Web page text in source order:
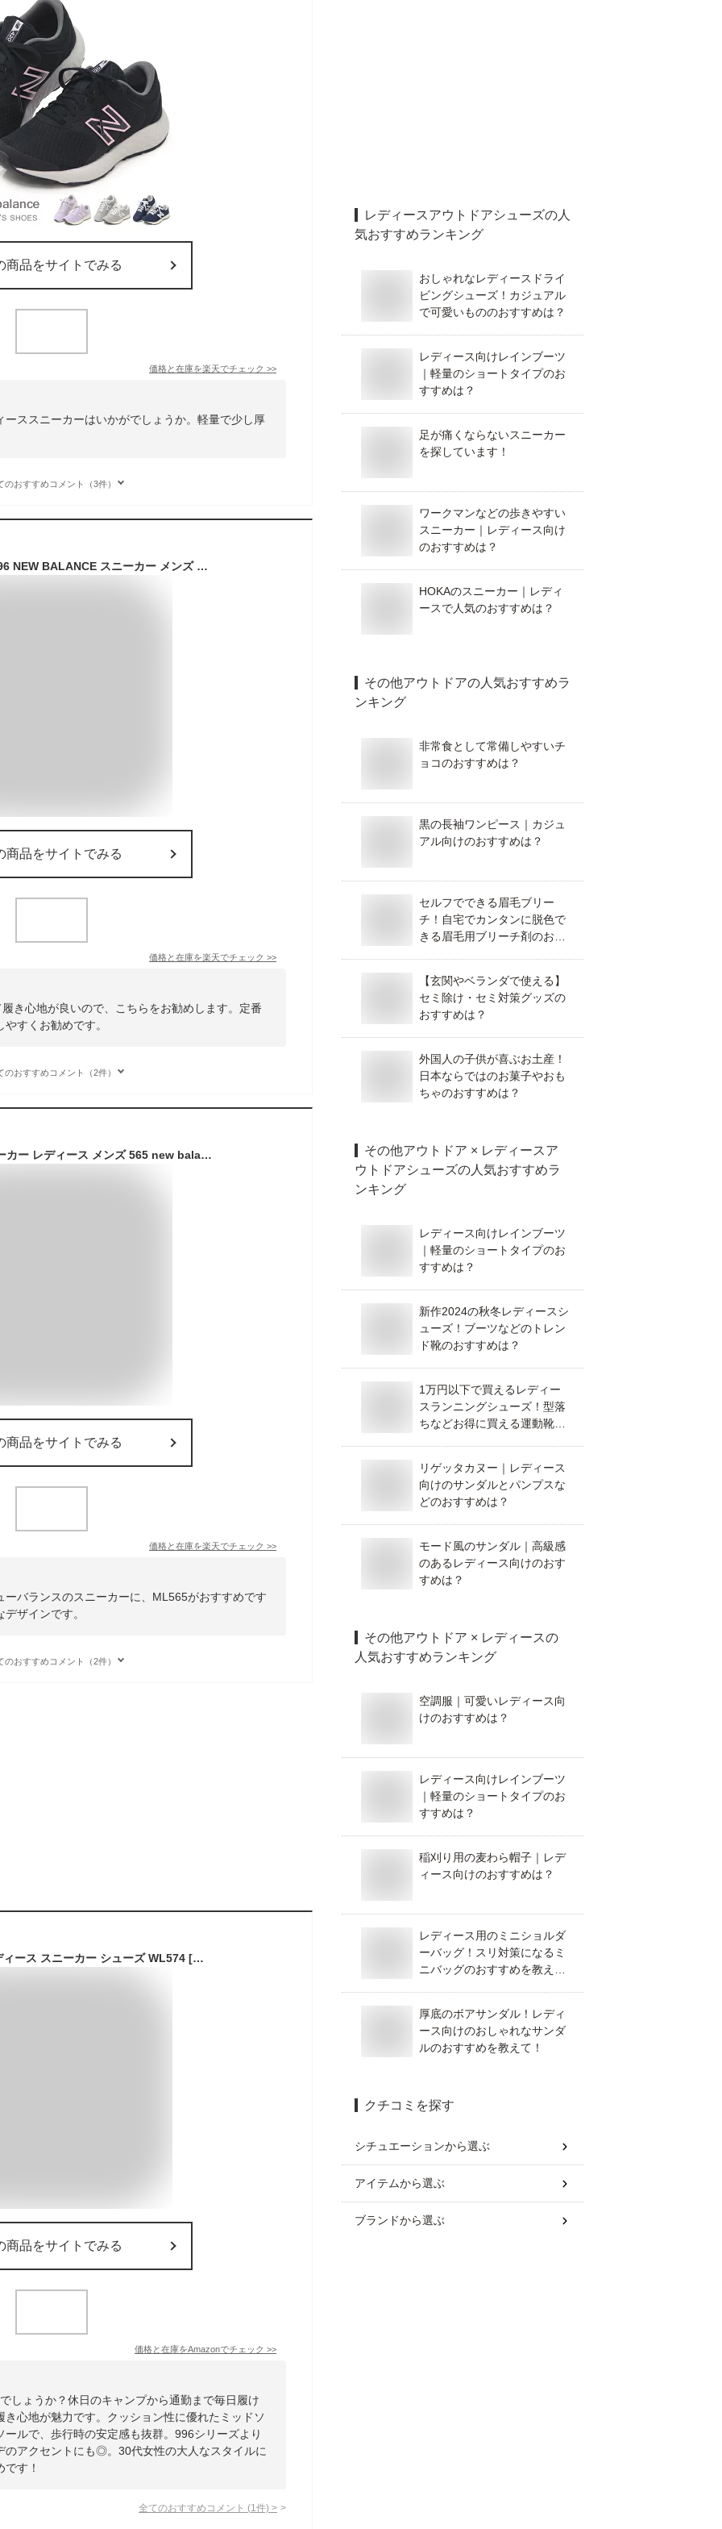
商品をサイトでみる
価格と在庫を楽天でチェック >>
ススニーカーはいかがでしょうか。軽量で少し厚
のおすすめコメント（3件）
ニューバランス CM996 NEW BALANCE スニーカー メンズ レディース ブラック 黒 グレー CM996BK2 CM996GR2 靴 シューズ ローカット ブランド スポーツ スポーティ カジュアル 軽量 ロゴ 定番 通勤 通学 おしゃれ 歩きやすい 履きやすい|slz|
商品をサイトでみる
価格と在庫を楽天でチェック >>
き心地が良いので、こちらをお勧めします。定番
すくお勧めです。
のおすすめコメント（2件）
ニューバランス スニーカー レディース メンズ 565 new balance ML565 ブラック グレー ネイビー ホワイト ベージュ NB
商品をサイトでみる
価格と在庫を楽天でチェック >>
バランスのスニーカーに、ML565がおすすめです
ザインです。
のおすすめコメント（2件）
[ニューバランス] レディース スニーカー シューズ WL574 [並行輸入品]
商品をサイトでみる
価格と在庫をAmazonでチェック >>
しょうか？休日のキャンプから通勤まで毎日履け
心地が魅力です。クッション性に優れたミッドソ
ルで、歩行時の安定感も抜群。996シリーズより
のアクセントにも◎。30代女性の大人なスタイルに
す！
全てのおすすめコメント (1 件) >
レディースアウトドアシューズの人
気おすすめランキング
おしゃれなレディースドライ
ビングシューズ！カジュアル
で可愛いもののおすすめは？
レディース向けレインブーツ
｜軽量のショートタイプのお
すすめは？
足が痛くならないスニーカー
を探しています！
ワークマンなどの歩きやすい
スニーカー｜レディース向け
のおすすめは？
HOKAのスニーカー｜レディ
ースで人気のおすすめは？
その他アウトドアの人気おすすめラ
ンキング
非常食として常備しやすいチ
ョコのおすすめは？
黒の長袖ワンピース｜カジュ
アル向けのおすすめは？
セルフでできる眉毛ブリー
チ！自宅でカンタンに脱色で
きる眉毛用ブリーチ剤のおす
【玄関やベランダで使える】
セミ除け・セミ対策グッズの
おすすめは？
外国人の子供が喜ぶお土産！
日本ならではのお菓子やおも
ちゃのおすすめは？
その他アウトドア × レディースア
ウトドアシューズの人気おすすめラ
ンキング
レディース向けレインブーツ
｜軽量のショートタイプのお
すすめは？
新作2024の秋冬レディースシ
ューズ！ブーツなどのトレン
ド靴のおすすめは？
1万円以下で買えるレディー
スランニングシューズ！型落
ちなどお得に買える運動靴の
リゲッタカヌー｜レディース
向けのサンダルとパンプスな
どのおすすめは？
モード風のサンダル｜高級感
のあるレディース向けのおす
すめは？
その他アウトドア × レディースの
人気おすすめランキング
空調服｜可愛いレディース向
けのおすすめは？
レディース向けレインブーツ
｜軽量のショートタイプのお
すすめは？
稲刈り用の麦わら帽子｜レデ
ィース向けのおすすめは？
レディース用のミニショルダ
ーバッグ！スリ対策になるミ
ニバッグのおすすめを教え
厚底のボアサンダル！レディ
ース向けのおしゃれなサンダ
ルのおすすめを教えて！
クチコミを探す
シチュエーションから選ぶ
アイテムから選ぶ
ブランドから選ぶ